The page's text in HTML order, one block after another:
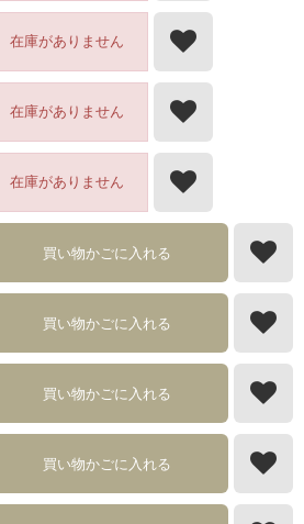
在庫がありません
在庫がありません
在庫がありません
買い物かごに入れる
買い物かごに入れる
買い物かごに入れる
買い物かごに入れる